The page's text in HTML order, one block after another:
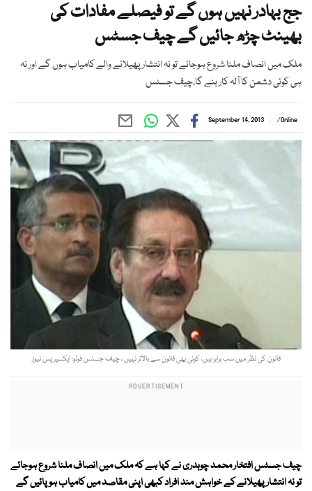
جج بہادر نہیں ہوں گے تو فیصلے مفادات کی
بھینٹ چڑھ جائیں گے چیف جسٹس
ملک میں انصاف ملنا شروع ہوجائے تو نہ انتشار پھیلانے والے کامیاب ہوں گے اور نہ
ہی کوئی دشمن کا آلہ کار بنے گا،چیف جسٹس
Online
/
September 14, 2013
قانون کی نظر میں سب برابر ہیں، کوئی بھی قانون سے بالاتر نہیں ، چیف جسٹس فوٹو: ایکسپریس نیوز
چیف جسٹس افتخار محمد چوہدری نے کہا ہے کہ ملک میں انصاف ملنا شروع ہوجائے
تو نہ انتشار پھیلانے کے خواہش مند افراد کبھی اپنی مقاصد میں کامیاب ہو پائیں گے